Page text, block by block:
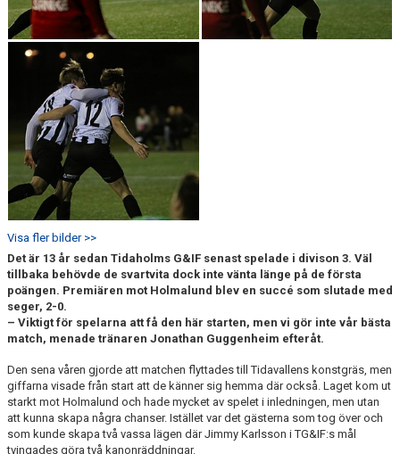
Visa fler bilder >>
Det är 13 år sedan Tidaholms G&IF senast spelade i divison 3. Väl
tillbaka behövde de svartvita dock inte vänta länge på de första
poängen. Premiären mot Holmalund blev en succé som slutade med
seger, 2-0.
– Viktigt för spelarna att få den här starten, men vi gör inte vår bästa
match, menade tränaren Jonathan Guggenheim efteråt.
Den sena våren gjorde att matchen flyttades till Tidavallens konstgräs, men
giffarna visade från start att de känner sig hemma där också. Laget kom ut
starkt mot Holmalund och hade mycket av spelet i inledningen, men utan
att kunna skapa några chanser. Istället var det gästerna som tog över och
som kunde skapa två vassa lägen där Jimmy Karlsson i TG&IF:s mål
tvingades göra två kanonräddningar.